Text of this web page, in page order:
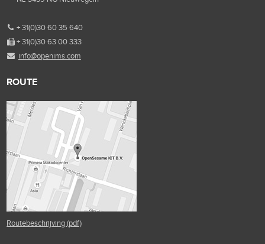
+ 31(0)30 60 35 640
+ 31(0)30 63 00 333
info@openims.com
ROUTE
Routebeschrijving (pdf)